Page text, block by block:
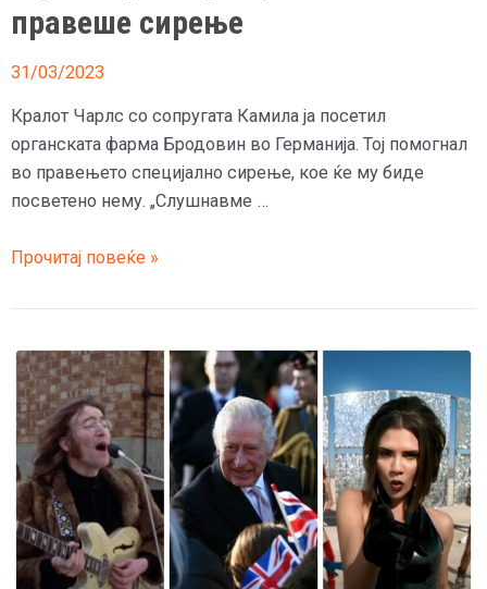
правеше сирење
31/03/2023
Кралот Чарлс со сопругата Камила ја посетил
органската фарма Бродовин во Германија. Тој помогнал
во правењето специјално сирење, кое ќе му биде
посветено нему. „Слушнавме …
Кралот
на
во
Германија
засука
ракави
и
правеше
сирење
Прочитај повеќе »